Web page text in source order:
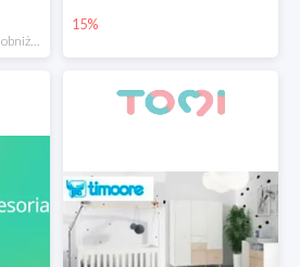
*najniższa cena z 30 dni przed obniżką
15%